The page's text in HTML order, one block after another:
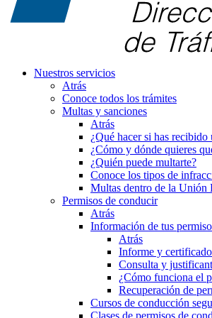
Nuestros servicios
Atrás
Conoce todos los trámites
Multas y sanciones
Atrás
¿Qué hacer si has recibido
¿Cómo y dónde quieres
¿Quién puede multarte?
Conoce los tipos de
Multas dentro de la Unión
Permisos de conducir
Atrás
Información de tus
Atrás
Informe y
Consulta y
¿Cómo funciona el
Recuperación de
Cursos de conducción